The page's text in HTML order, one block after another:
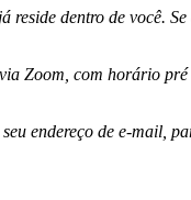
reside dentro de você.
Zoom, com horário
endereço de e-mail,